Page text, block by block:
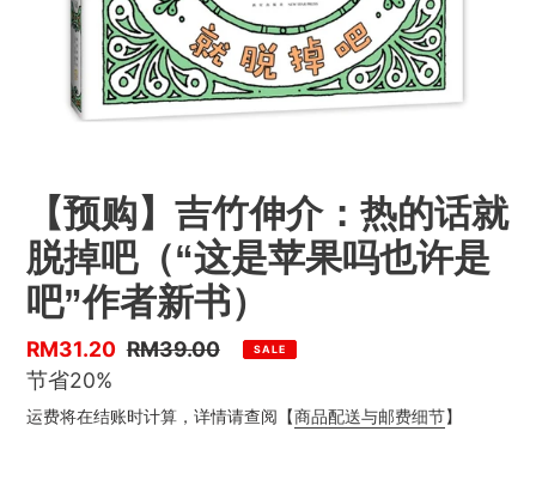
【预购】吉竹伸介：热的话就
脱掉吧（“这是苹果吗也许是
吧”作者新书）
优
惠
价
RM31.20 售
RM39.00 SALE
节省20%
运费将在结账时计算，详情请查阅【商品配送与邮费细节】